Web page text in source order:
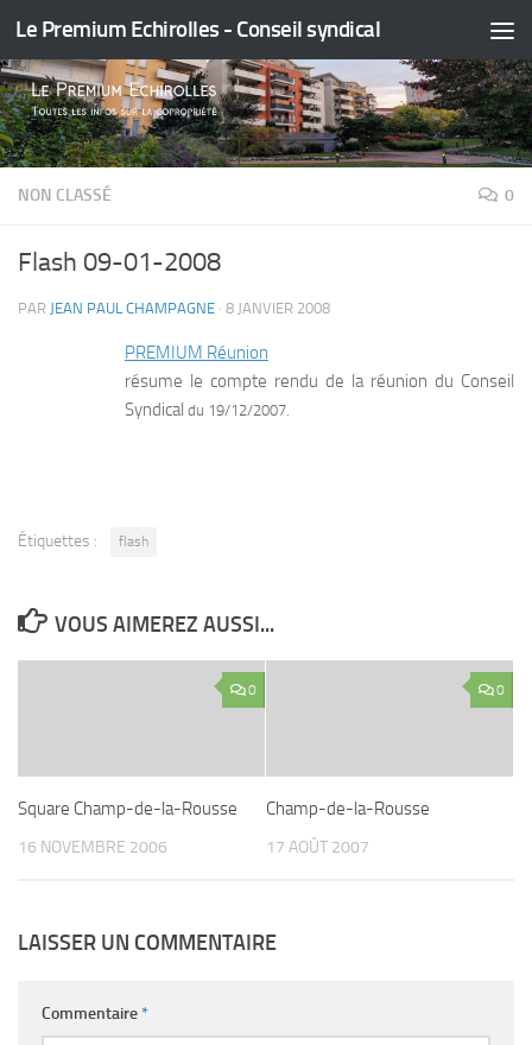
Skip to content
Le Premium Echirolles - Conseil syndical
NON CLASSÉ 0
Flash 09-01-2008
PAR JEAN PAUL CHAMPAGNE · 8 JANVIER 2008
PREMIUM Réunion
résume le compte rendu de la réunion du Conseil
Syndical du 19/12/2007.
Étiquettes : flash
VOUS AIMEREZ AUSSI...
0
Square Champ-de-la-Rousse
16 NOVEMBRE 2006
0
Champ-de-la-Rousse
17 AOÛT 2007
LAISSER UN COMMENTAIRE
Commentaire*